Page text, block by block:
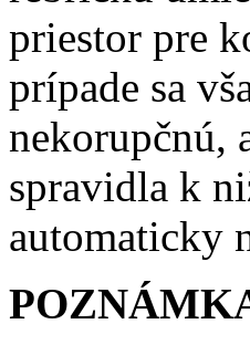
priestor pre
prípade sa
nekorupčnú,
spravidla k
automaticky